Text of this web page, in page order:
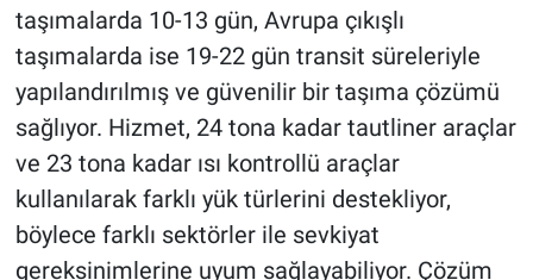
taşımalarda 10-13 gün, Avrupa çıkışlı
taşımalarda ise 19-22 gün transit süreleriyle
yapılandırılmış ve güvenilir bir taşıma çözümü
sağlıyor. Hizmet, 24 tona kadar tautliner araçlar
ve 23 tona kadar ısı kontrollü araçlar
kullanılarak farklı yük türlerini destekliyor,
böylece farklı sektörler ile sevkiyat
gereksinimlerine uyum sağlayabiliyor. Çözüm